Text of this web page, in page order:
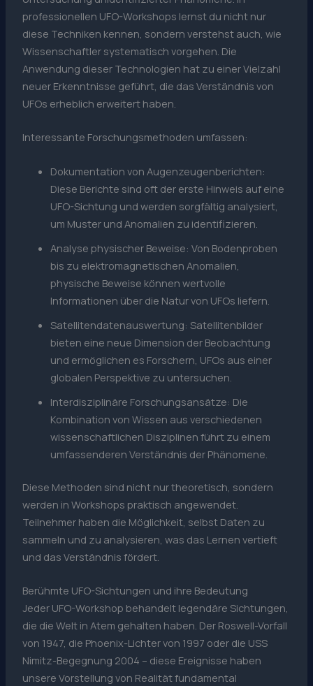
professionellen UFO-Workshops lernst du nicht nur
diese Techniken kennen, sondern verstehst auch, wie
Wissenschaftler systematisch vorgehen. Die
Anwendung dieser Technologien hat zu einer Vielzahl
neuer Erkenntnisse geführt, die das Verständnis von
UFOs erheblich erweitert haben.
Interessante Forschungsmethoden umfassen:
Dokumentation von Augenzeugenberichten:
Diese Berichte sind oft der erste Hinweis auf eine
UFO-Sichtung und werden sorgfältig analysiert,
um Muster und Anomalien zu identifizieren.
Analyse physischer Beweise: Von Bodenproben
bis zu elektromagnetischen Anomalien,
physische Beweise können wertvolle
Informationen über die Natur von UFOs liefern.
Satellitendatenauswertung: Satellitenbilder
bieten eine neue Dimension der Beobachtung
und ermöglichen es Forschern, UFOs aus einer
globalen Perspektive zu untersuchen.
Interdisziplinäre Forschungsansätze: Die
Kombination von Wissen aus verschiedenen
wissenschaftlichen Disziplinen führt zu einem
umfassenderen Verständnis der Phänomene.
Diese Methoden sind nicht nur theoretisch, sondern
werden in Workshops praktisch angewendet.
Teilnehmer haben die Möglichkeit, selbst Daten zu
sammeln und zu analysieren, was das Lernen vertieft
und das Verständnis fördert.
Berühmte UFO-Sichtungen und ihre Bedeutung
Jeder UFO-Workshop behandelt legendäre Sichtungen,
die die Welt in Atem gehalten haben. Der Roswell-Vorfall
von 1947, die Phoenix-Lichter von 1997 oder die USS
Nimitz-Begegnung 2004 – diese Ereignisse haben
unsere Vorstellung von Realität fundamental